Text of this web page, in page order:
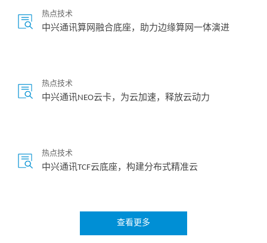
热点技术
中兴通讯算网融合底座，助力边缘算网一体演进
热点技术
中兴通讯NEO云卡，为云加速，释放云动力
热点技术
中兴通讯TCF云底座，构建分布式精准云
5G云基础设施，赋能电视新媒体
查看更多